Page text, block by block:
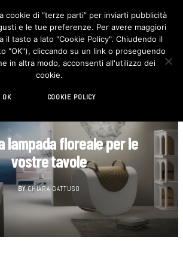
F
c
e
b
o
I
n
s
t
lampada floreale per le
vostre tavole
BY CHIARA GATTUSO
cookie di “terze parti” per inviarti pubblicità
e le tue preferenze. Per avere maggiori
il tasto a lato "Cookie Policy". Chiudendo il
"OK"), cliccando su un link o proseguendo
in altra modo, acconsenti all'utilizzo dei
cookie.
OK COOKIE POLICY